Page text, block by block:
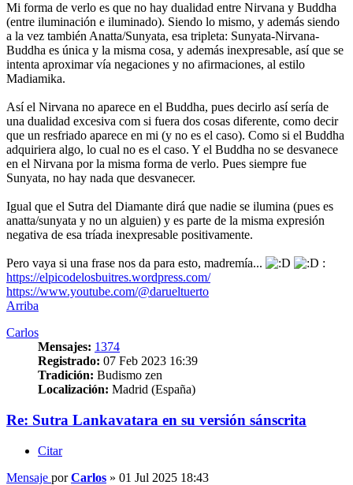
Mi forma de verlo es que no hay dualidad entre Nirvana y Buddha
(entre iluminación e iluminado). Siendo lo mismo, y además siendo
a la vez también Anatta/Sunyata, esa tripleta: Sunyata-Nirvana-
Buddha es única y la misma cosa, y además inexpresable, así que se
intenta aproximar vía negaciones y no afirmaciones, al estilo
Madiamika.
Así el Nirvana no aparece en el Buddha, pues decirlo así sería de
una dualidad excesiva com si fuera dos cosas diferente, como decir
que un resfriado aparece en mi (y no es el caso). Como si el Buddha
adquiriera algo, lo cual no es el caso. Y el Buddha no se desvanece
en el Nirvana por la misma forma de verlo. Pues siempre fue
Sunyata, no hay nada que desvanecer.
Igual que el Sutra del Diamante dirá que nadie se ilumina (pues es
anatta/sunyata y no un alguien) y es parte de la misma expresión
negativa de esa tríada inexpresable positivamente.
Pero vaya si una frase nos da para esto, madremía...
:
https://elpicodelosbuitres.wordpress.com/
https://www.youtube.com/@darueltuerto
Arriba
Carlos
Mensajes: 1374
Registrado: 07 Feb 2023 16:39
Tradición: Budismo zen
Localización: Madrid (España)
Re: Sutra Lankavatara en su versión sánscrita
Citar
Mensaje porCarlos » 01 Jul 2025 18:43